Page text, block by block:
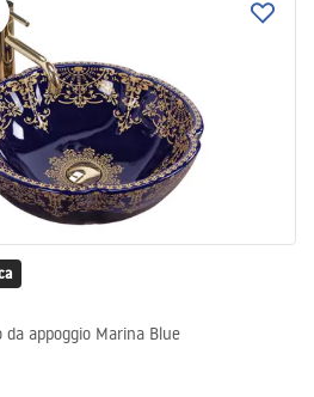
da appoggio Marina Blue